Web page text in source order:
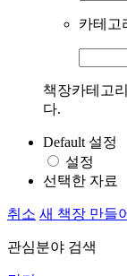
카테고
책장카테고
다.
Default 설정
설정
선택한 자료
취소 새 책장 만들
관심분야 검색